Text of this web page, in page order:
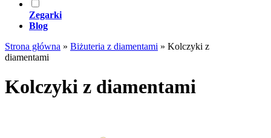
Zegarki
Blog
Strona główna » Biżuteria z diamentami » Kolczyki z
diamentami
Kolczyki z diamentami